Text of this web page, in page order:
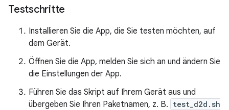
Testschritte
Installieren Sie die App, die Sie testen möchten, auf
dem Gerät.
Öffnen Sie die App, melden Sie sich an und ändern Sie
die Einstellungen der App.
Führen Sie das Skript auf Ihrem Gerät aus und
übergeben Sie Ihren Paketnamen, z. B. test_d2d.sh